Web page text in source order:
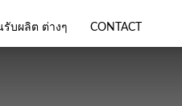
รับผลิต ต่างๆ CONTACT